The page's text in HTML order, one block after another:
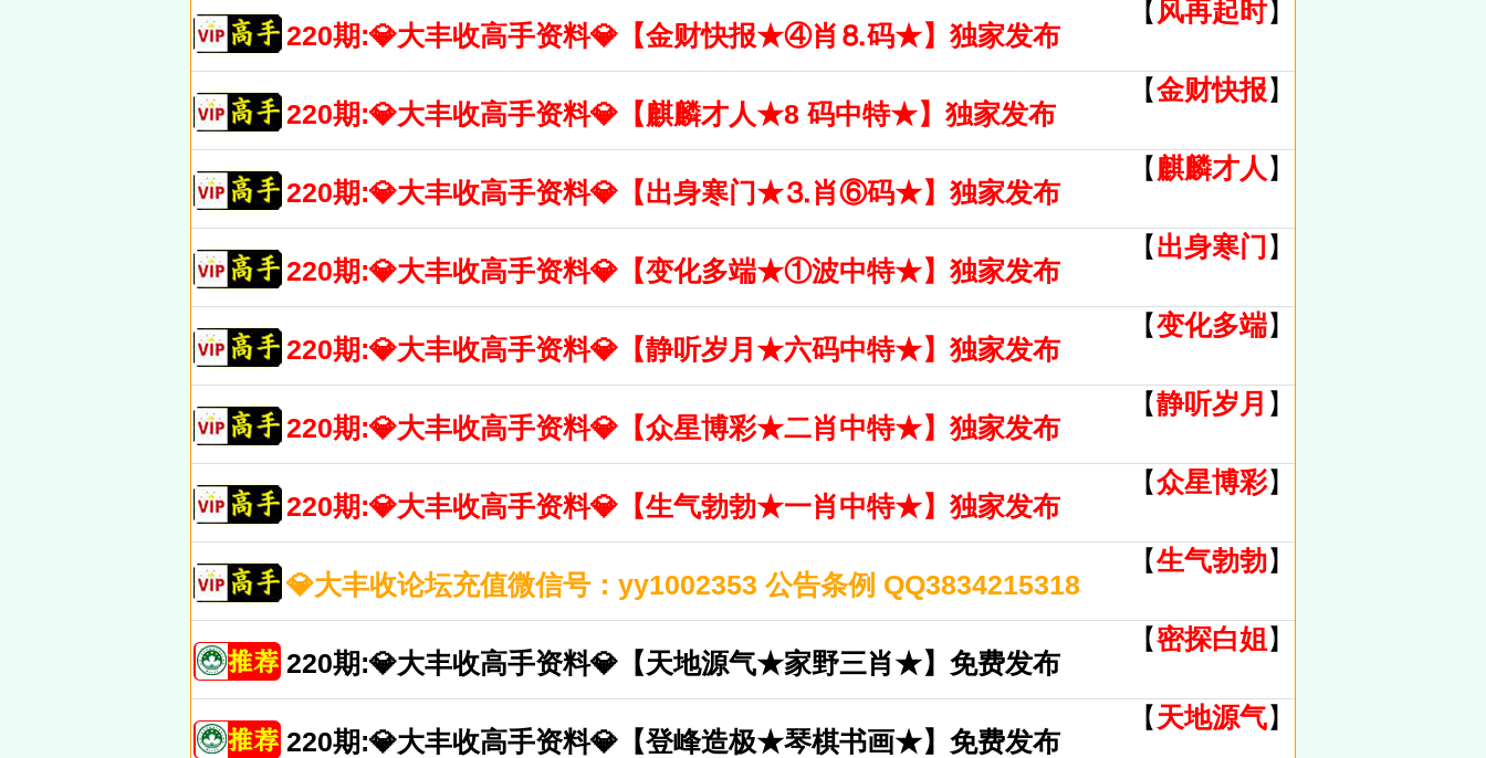
【 风再起时】
220期:💎大丰收高手资料💎【金财快报★④肖⒏码★】独家发布
【金财快报】
220期:💎大丰收高手资料💎【麒麟才人★8 码中特★】独家发布
【麒麟才人 】
220期:💎大丰收高手资料💎【出身寒门★⒊肖⑥码★】独家发布
【出身寒门】
220期:💎大丰收高手资料💎【变化多端★①波中特★】独家发布
【变化多端】
220期:💎大丰收高手资料💎【静听岁月★六码中特★】独家发布
【静听岁月 】
220期:💎大丰收高手资料💎【众星博彩★二肖中特★】独家发布
【众星博彩】
220期:💎大丰收高手资料💎【生气勃勃★一肖中特★】独家发布
【生气勃勃】
💎大丰收论坛充值微信号：yy1002353 公告条例 QQ3834215318
【密探白姐】
220期:💎大丰收高手资料💎【天地源气★家野三肖★】免费发布
【天地源气】
220期:💎大丰收高手资料💎【登峰造极★琴棋书画★】免费发布